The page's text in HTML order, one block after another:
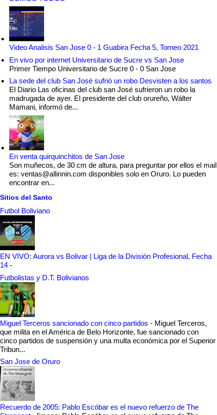
Video Analisis San Jose 0 - 1 Guabira Fecha 5, Torneo 2021
En vivo por internet Universitario de Sucre vs San Jose
Primer Tiempo Universitario de Sucre 0 - 0 San Jose
La sede del club San José sufrió un robo Desvisten a los santos
El Diario Las oficinas del club san José sufrieron un robo la
madrugada de ayer. El presidente del club orureño, Wálter
Mamani, informó de...
En venta quirquinchitos de San Jose
Son muñecos, de 30 cm de altura, para preguntar por ellos el mail
es: ventas@allinnin.com disponibles solo en Oruro. Lo pueden
encontrar en...
Sitios del Santo
Futbol Boliviano
EN VIVO: Aurora vs Bolivar | Liga de la División Profesional, Fecha
14 -
Futbolistas y D.T. Bolivianos
Miguel Terceros sancionado con cinco partidos - Miguel Terceros,
que milita en el América de Belo Horizonte, fue sancionado con
cinco partidos de suspensión y una multa económica por el Superior
Tribun...
San Jose de Oruro
Recuerdo de 2005: Pablo Escóbar es el nuevo refuerzo de The